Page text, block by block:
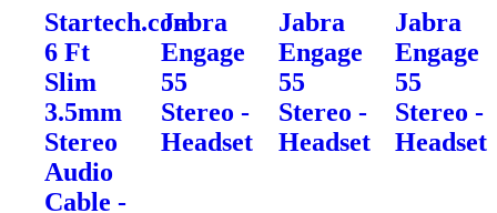
Startech.com
6 Ft
Slim
3.5mm
Stereo
Audio
Cable -
Jabra
Engage
55
Stereo -
Headset
Jabra
Engage
55
Stereo -
Headset
Jabra
Engage
55
Stereo -
Headset